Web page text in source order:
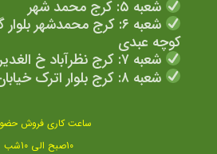
شعبه ۵: کرج محمد شهر
شعبه ۶: کرج محمدشهر
کوچه عبدی
شعبه ۷: کرج نظرآباد خ الغدیر جنوبی غدیر ۴
شعبه ۸: کرج بلوار اترک خیابان شهید صدوقی
ساعت کاری فروش
10صبح الی 10شب